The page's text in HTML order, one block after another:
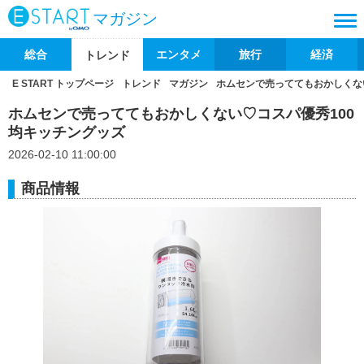
マガジン
総合 トレンド エンタメ 旅行 経済
E START トップページ トレンド マガジン ホムセンで売っててもおかしく
ホムセンで売っててもおかしくない♡コスパ優秀100
均キッチングッズ
2026-02-10 11:00:00
商品情報